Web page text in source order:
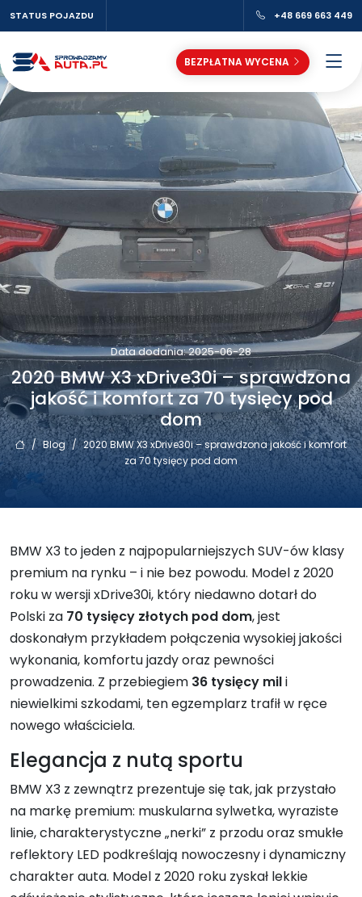
STATUS POJAZDU +48 669 663 449
BEZPŁATNA WYCENA
Data dodania: 2025-06-28
2020 BMW X3 xDrive30i – sprawdzona
jakość i komfort za 70 tysięcy pod
dom
/ Blog / 2020 BMW X3 xDrive30i – sprawdzona jakość i komfort
za 70 tysięcy pod dom
BMW X3 to jeden z najpopularniejszych SUV-ów klasy
premium na rynku – i nie bez powodu. Model z 2020
roku w wersji xDrive30i, który niedawno dotarł do
Polski za 70 tysięcy złotych pod dom, jest
doskonałym przykładem połączenia wysokiej jakości
wykonania, komfortu jazdy oraz pewności
prowadzenia. Z przebiegiem 36 tysięcy mili
niewielkimi szkodami, ten egzemplarz trafił w ręce
nowego właściciela.
Elegancja z nutą sportu
BMW X3 z zewnątrz prezentuje się tak, jak przystało
na markę premium: muskularna sylwetka, wyraziste
linie, charakterystyczne „nerki” z przodu oraz smukłe
reflektory LED podkreślają nowoczesny i dynamiczny
charakter auta. Model z 2020 roku zyskał lekkie